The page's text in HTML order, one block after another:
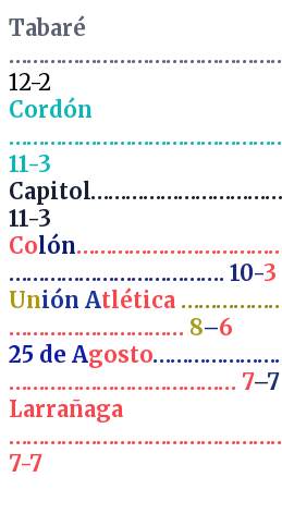
Tabaré
12-2
Cordón
11-3
11-3
Colón
………………………………. 10-3
Unión Atlética
………………………… 8–6
25 de Agosto
………………………………… 7–7
Larrañaga
7-7